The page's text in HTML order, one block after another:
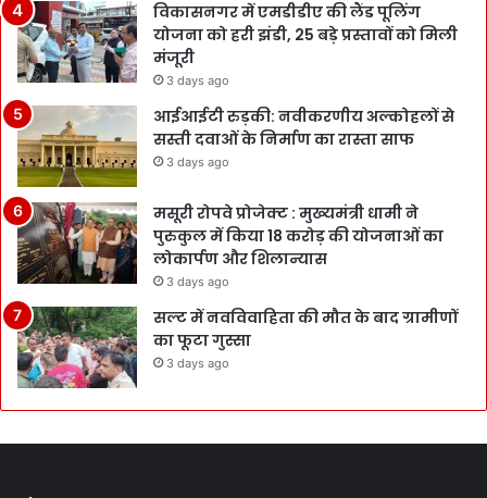
विकासनगर में एमडीडीए की लैंड पूलिंग
योजना को हरी झंडी, 25 बड़े प्रस्तावों को मिली
मंजूरी
3 days ago
आईआईटी रुड़की: नवीकरणीय अल्कोहलों से
सस्ती दवाओं के निर्माण का रास्ता साफ
3 days ago
मसूरी रोपवे प्रोजेक्ट : मुख्‍यमंत्री धामी ने
पुरुकुल में किया 18 करोड़ की योजनाओं का
लोकार्पण और शिलान्यास
3 days ago
सल्ट में नवविवाहिता की मौत के बाद ग्रामीणों
का फूटा गुस्सा
3 days ago